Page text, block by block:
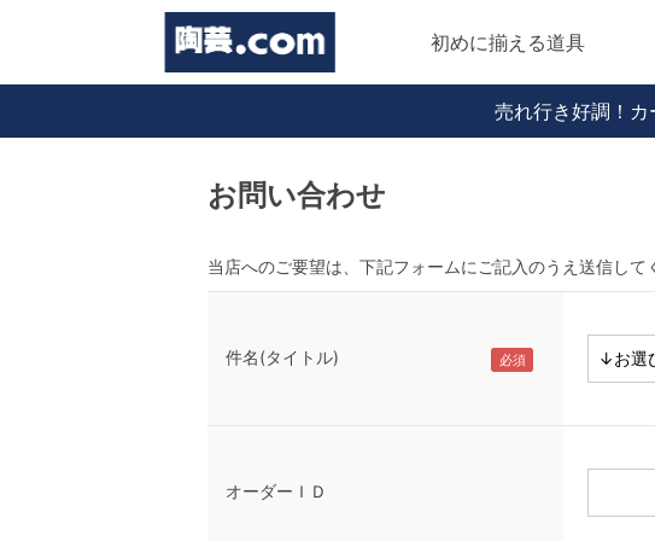
初めに揃える道具
売れ行き好調！
お問い合わせ
当店へのご要望は、下記フォームにご記入のうえ送信して
件名(タイトル)
オーダーＩＤ